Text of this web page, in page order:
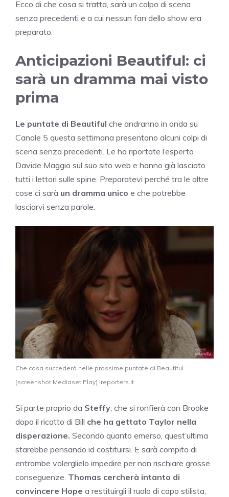
Ecco di che cosa si tratta, sarà un colpo di scena
senza precedenti e a cui nessun fan dello show era
preparato.
Anticipazioni Beautiful: ci
sarà un dramma mai visto
prima
Le puntate di Beautiful che andranno in onda su
Canale 5 questa settimana presentano alcuni colpi di
scena senza precedenti. Le ha riportate l’esperto
Davide Maggio sul suo sito web e hanno già lasciato
tutti i lettori sulle spine. Preparatevi perché tra le altre
cose ci sarà un dramma unico e che potrebbe
lasciarvi senza parole.
Che cosa succederà nelle prossime puntate di Beautiful
(screenshot Mediaset Play) Ireporters.it
Si parte proprio da Steffy, che si ronfierà con Brooke
dopo il ricatto di Bill che ha gettato Taylor nella
disperazione. Secondo quanto emerso, quest’ultima
starebbe pensando id costituirsi. E sarà compito di
entrambe volerglielo impedire per non rischiare grosse
conseguenze. Thomas cercherà intanto di
convincere Hope a restituirgli il ruolo di capo stilista,